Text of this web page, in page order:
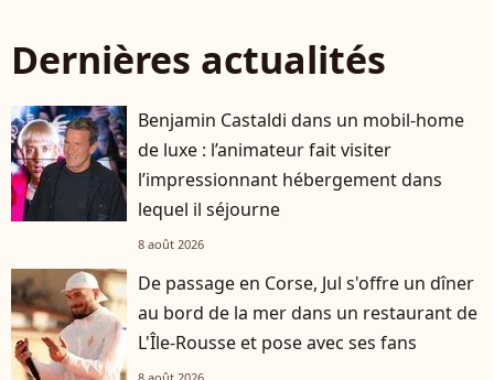
Dernières actualités
Benjamin Castaldi dans un mobil-home
de luxe : l’animateur fait visiter
l’impressionnant hébergement dans
lequel il séjourne
8 août 2026
De passage en Corse, Jul s'offre un dîner
au bord de la mer dans un restaurant de
L'Île-Rousse et pose avec ses fans